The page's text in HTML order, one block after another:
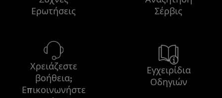
Ερωτήσεις
Σέρβις
Χρειάζεστε
βοήθεια;
Επικοινωνήστε
Εγχειρίδια
Οδηγιών